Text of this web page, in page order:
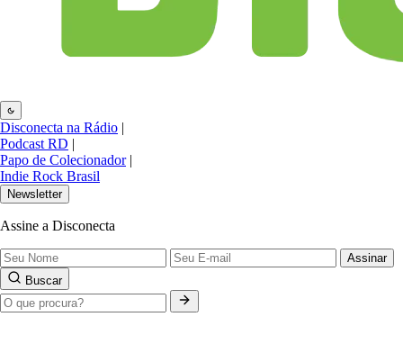
Disconecta na Rádio |
Podcast RD |
Papo de Colecionador |
Indie Rock Brasil
Newsletter
Assine a Disconecta
Assinar
Buscar